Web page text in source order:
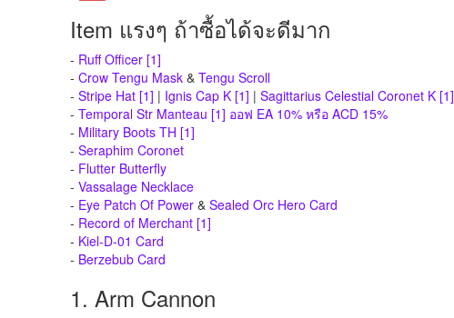
Item แรงๆ ถ้าซื้อได้จะดีมาก
- Ruff Officer [1]
- Crow Tengu Mask & Tengu Scroll
- Stripe Hat [1] | Ignis Cap K [1] | Sagittarius Celestial Coronet K [1]
- Temporal Str Manteau [1] ออฟ EA 10% หรือ ACD 15%
- Military Boots TH [1]
- Seraphim Coronet
- Flutter Butterfly
- Vassalage Necklace
- Eye Patch Of Power & Sealed Orc Hero Card
- Record of Merchant [1]
- Kiel-D-01 Card
- Berzebub Card
1. Arm Cannon